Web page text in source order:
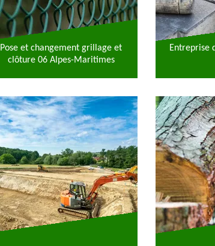
Pose et changement grillage et
clôture 06 Alpes-Maritimes
Entreprise